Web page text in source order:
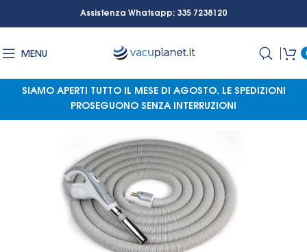
Assistenza Whatsapp: 335 7238120
MENU
SIAMO APERTI TUTTO IL MESE DI AGOSTO. LE SPEDIZIONI
PROSEGUONO SENZA INTERRUZIONI